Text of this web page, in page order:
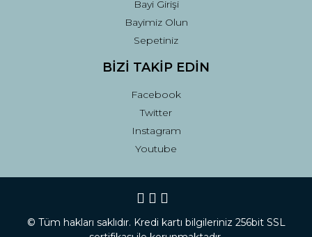
Bayi Girişi
Bayimiz Olun
Sepetiniz
BİZİ TAKİP EDİN
Facebook
Twitter
Instagram
Youtube
© Tüm hakları saklıdır. Kredi kartı bilgileriniz 256bit SSL